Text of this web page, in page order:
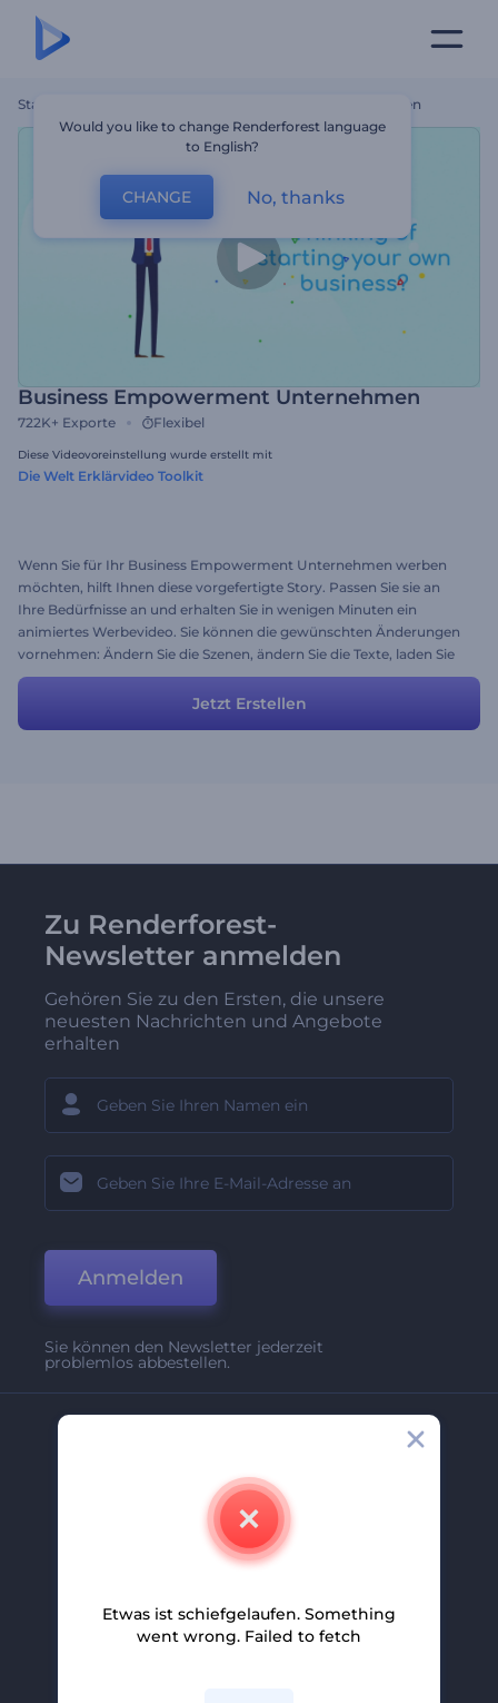
Startseite Business Empowerment Unternehmen
Business Empowerment Unternehmen
722K+ Exporte Flexibel
Diese Videovoreinstellung wurde erstellt mit
Die Welt Erklärvideo Toolkit
Wenn Sie für Ihr Business Empowerment Unternehmen werben
möchten, hilft Ihnen diese vorgefertigte Story. Passen Sie sie an
Ihre Bedürfnisse an und erhalten Sie in wenigen Minuten ein
animiertes Werbevideo. Sie können die gewünschten Änderungen
vornehmen: Ändern Sie die Szenen, ändern Sie die Texte, laden Sie
das Medium hoch, stellen Sie die Farben und Stile ein und voila!
Renderforest erledigt den Rest für Sie.
Jetzt Erstellen
Zu Renderforest-
Newsletter anmelden
Gehören Sie zu den Ersten, die unsere
neuesten Nachrichten und Angebote
erhalten
Anmelden
Sie können den Newsletter jederzeit
problemlos abbestellen.
Partnerprogramm
Would you like to change Renderforest language
to English?
CHANGE No, thanks
Etwas ist schiefgelaufen. Something
went wrong. Failed to fetch